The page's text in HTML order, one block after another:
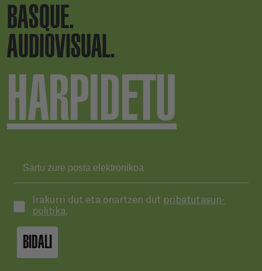
BASQUE.
AUDIOVISUAL.
HARPIDETU
Irakurri dut eta onartzen dut pribatutasun-
politika.
BIDALI